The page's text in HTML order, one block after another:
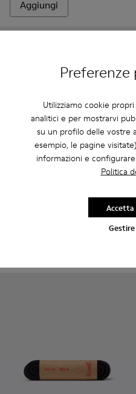
Preferenze
Utilizziamo cookie
analitici e per mostrarvi
su un profilo delle vostre
esempio, le pagine
informazioni e
Politica
Accetta
Aggiungi